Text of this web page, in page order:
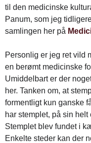
til den medicinske
Panum, som jeg
samlingen her på
Personlig er jeg ret vild
en berømt medicinske
Umiddelbart er der
her. Tanken om, at
formentligt kun ganske
har stemplet, på sin
Stemplet blev fundet i
Enkelte steder kan der